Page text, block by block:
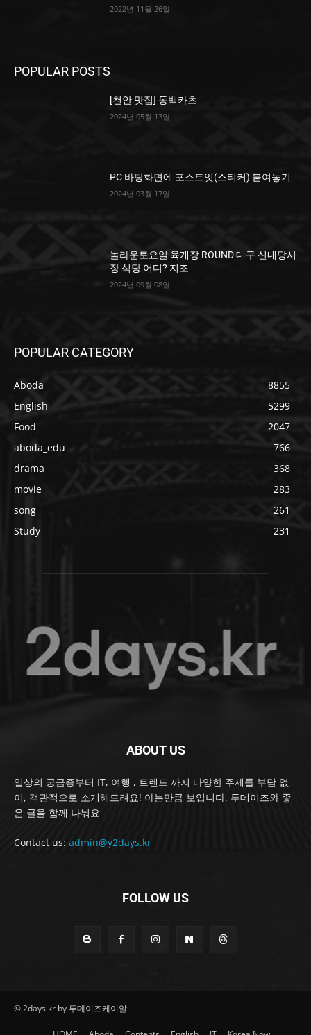
2022년 11월 26일
POPULAR POSTS
[천안 맛집] 동백카츠
2024년 05월 13일
PC 바탕화면에 포스트잇(스티커) 붙여놓기
2024년 03월 17일
놀라운토요일 육개장 ROUND 대구 신내당시
장 식당 어디? 지조
2024년 09월 08일
POPULAR CATEGORY
Aboda
8855
English
5299
Food
2047
aboda_edu
766
drama
368
movie
283
song
261
Study
231
ABOUT US
일상의 궁금증부터 IT, 여행 , 트렌드 까지 다양한 주제를 부담 없
이, 객관적으로 소개해드려요! 아는만큼 보입니다. 투데이즈와 좋
은 글을 함께 나눠요
Contact us: admin@y2days.kr
FOLLOW US
© 2days.kr by 투데이즈케이알